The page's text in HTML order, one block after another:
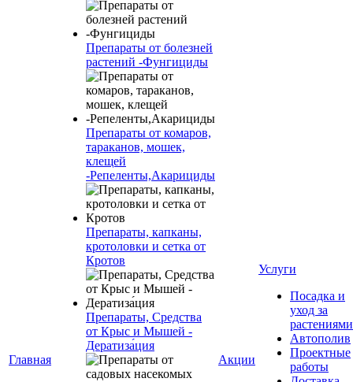
Главная
Препараты от болезней
растений -Фунгициды
Препараты от комаров,
тараканов, мошек,
клещей
-Репеленты,Акарициды
Препараты, капканы,
кротоловки и сетка от
Кротов
Препараты, Средства
от Крыс и Мышей -
Дератиза́ция
Акции
Услуги
Посадка и
уход за
растениями
Автополив
Проектные
работы